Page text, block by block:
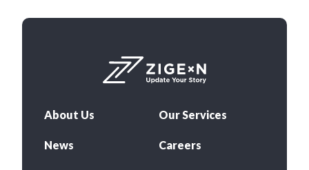
About Us Our Services
News Careers